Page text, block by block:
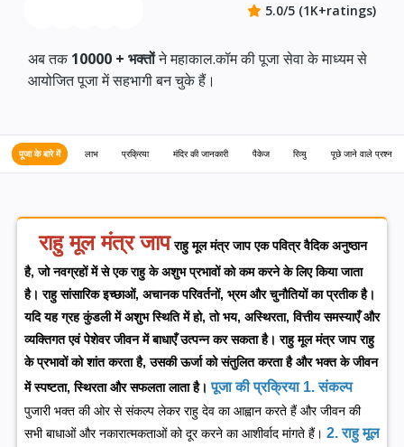
5.0/5 (1K+ratings)
अब तक 10000 + भक्तोंने महाकाल.कॉम की पूजा सेवा के माध्यम से
आयोजित पूजा में सहभागी बन चुके हैं।
पूजा के बारे में लाभ प्रक्रिया मंदिर की जानकारी पैकेज रिव्यु पूछे जाने वाले प्रश्न
राहु मूल मंत्र जाप राहु मूल मंत्र जाप एक पवित्र वैदिक अनुष्ठान
है, जो नवग्रहों में से एक राहु के अशुभ प्रभावों को कम करने के लिए किया जाता
है। राहु सांसारिक इच्छाओं, अचानक परिवर्तनों, भ्रम और चुनौतियों का प्रतीक है।
यदि यह ग्रह कुंडली में अशुभ स्थिति में हो, तो भय, अस्थिरता, वित्तीय समस्याएँ और
व्यक्तिगत एवं पेशेवर जीवन में बाधाएँ उत्पन्न कर सकता है। राहु मूल मंत्र जाप राहु
के प्रभावों को शांत करता है, उसकी ऊर्जा को संतुलित करता है और भक्त के जीवन
में स्पष्टता, स्थिरता और सफलता लाता है। पूजा की प्रक्रिया 1. संकल्प
पुजारी भक्त की ओर से संकल्प लेकर राहु देव का आह्वान करते हैं और जीवन की
सभी बाधाओं और नकारात्मकताओं को दूर करने का आशीर्वाद मांगते हैं। 2. राहु मूल